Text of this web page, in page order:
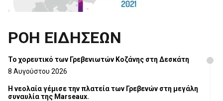
ΡΟΗ ΕΙΔΗΣΕΩΝ
Το χορευτικό των Γρεβενιωτών Κοζάνης στη Δεσκάτη
8 Αυγούστου 2026
Η νεολαία γέμισε την πλατεία των Γρεβενών στη μεγάλη
συναυλία της Marseaux.